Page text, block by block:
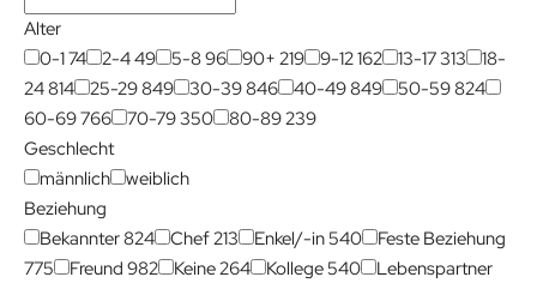
Alter
0-174 2-449 5-896 90+ 219 9-12162 13-17313
18-
24814 25-29849 30-39846 40-49849 50-59824
60-69766 70-79350 80-89239
Geschlecht
männlich
weiblich
Beziehung
Bekannter824 Chef213 Enkel/-in540
Feste Beziehung
775
Freund 982 Keine264 Kollege540
Lebenspartner